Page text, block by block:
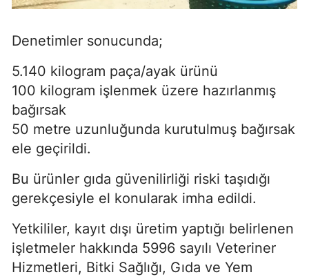
Denetimler sonucunda;
5.140 kilogram paça/ayak ürünü
100 kilogram işlenmek üzere hazırlanmış
bağırsak
50 metre uzunluğunda kurutulmuş bağırsak
ele geçirildi.
Bu ürünler gıda güvenilirliği riski taşıdığı
gerekçesiyle el konularak imha edildi.
Yetkililer, kayıt dışı üretim yaptığı belirlenen
işletmeler hakkında 5996 sayılı Veteriner
Hizmetleri, Bitki Sağlığı, Gıda ve Yem